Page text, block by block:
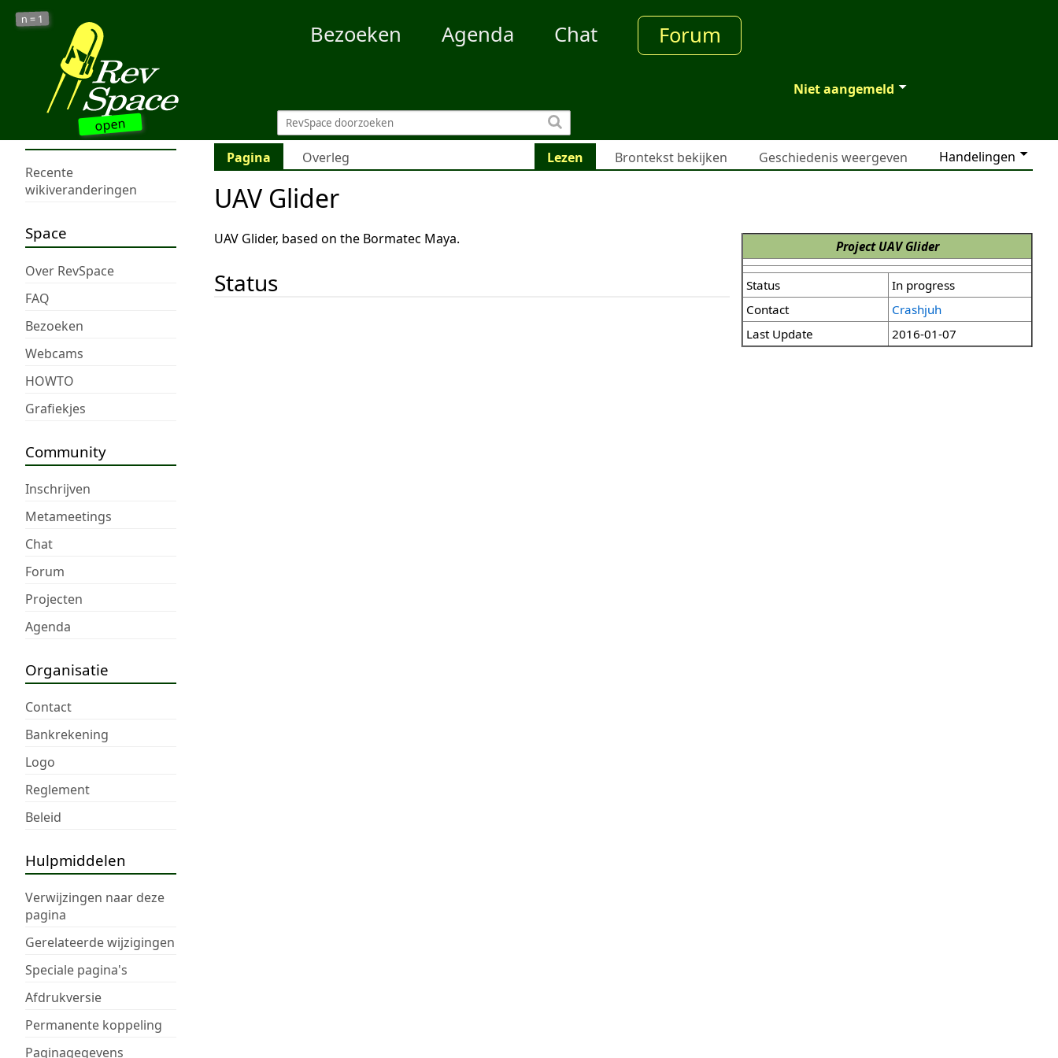
open
n = 1
Bezoeken Agenda Chat Forum
Niet aangemeld
Recente
wikiveranderingen
Space
Over RevSpace
FAQ
Bezoeken
Webcams
HOWTO
Grafiekjes
Community
Inschrijven
Metameetings
Chat
Forum
Projecten
Agenda
Organisatie
Contact
Bankrekening
Logo
Reglement
Beleid
Hulpmiddelen
Verwijzingen naar deze
pagina
Gerelateerde wijzigingen
Speciale pagina's
Afdrukversie
Permanente koppeling
Paginagegevens
Pagina Overleg Handelingen
Lezen Brontekst bekijken Geschiedenis weergeven
UAV Glider
Project UAV Glider
Status
In progress
Contact
Crashjuh
Last Update
2016-01-07
UAV Glider, based on the Bormatec Maya.
Status